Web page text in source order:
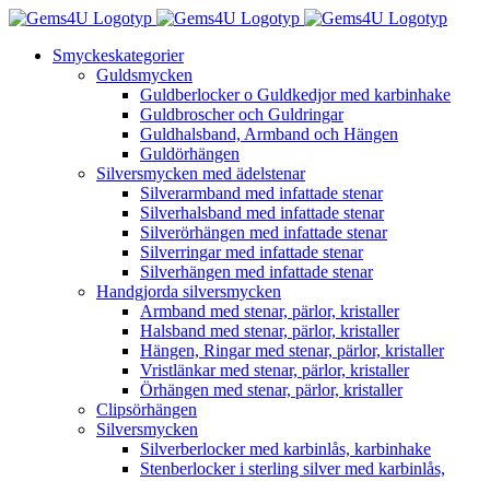
Fortsätt
innehålletSmyckeskategorier
Guldsmycken
Guldberlocker o Guldkedjor med karbinhake
Guldbroscher och Guldringar
Guldhalsband, Armband och Hängen
Guldörhängen
Silversmycken med ädelstenar
Silverarmband med infattade stenar
Silverhalsband med infattade stenar
Silverörhängen med infattade stenar
Silverringar med infattade stenar
Silverhängen med infattade stenar
Handgjorda silversmycken
Armband med stenar, pärlor, kristaller
Halsband med stenar, pärlor, kristaller
Hängen, Ringar med stenar, pärlor, kristaller
Vristlänkar med stenar, pärlor, kristaller
Örhängen med stenar, pärlor, kristaller
Clipsörhängen
Silversmycken
Silverberlocker med karbinlås, karbinhake
Stenberlocker i sterling silver med karbinlås,